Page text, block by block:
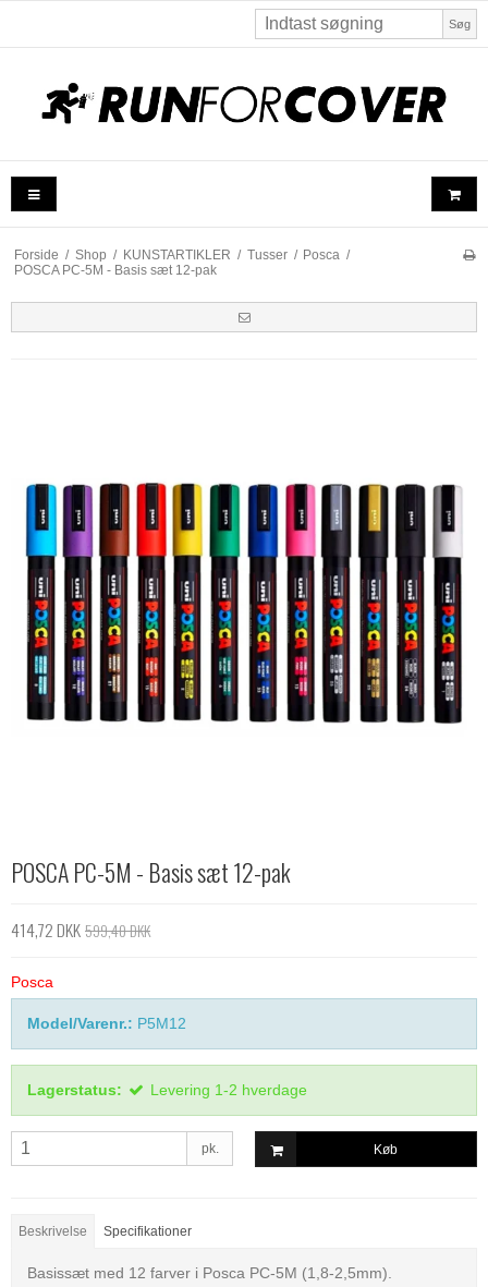
Søg
Forside / Shop / KUNSTARTIKLER / Tusser / Posca /
POSCA PC-5M - Basis sæt 12-pak
POSCA PC-5M - Basis sæt 12-pak
414,72 DKK599,40 DKK
Posca
Model/Varenr.: P5M12
Lagerstatus: Levering 1-2 hverdage
pk. Køb
Beskrivelse Specifikationer
Basissæt med 12 farver i Posca PC-5M (1,8-2,5mm).